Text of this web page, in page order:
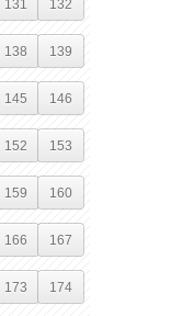
131 132
138 139
145 146
152 153
159 160
166 167
173 174